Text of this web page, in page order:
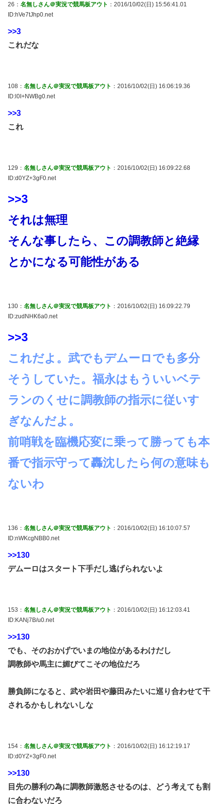
26： 名無しさん＠実況で競馬板アウト ：2016/10/02(日) 15:56:41.01
ID:hVe7tJhp0.net
>>3
これだな
108： 名無しさん＠実況で競馬板アウト ：2016/10/02(日) 16:06:19.36
ID:l0I+NWBg0.net
>>3
これ
129： 名無しさん＠実況で競馬板アウト ：2016/10/02(日) 16:09:22.68
ID:d0YZ+3gF0.net
>>3
それは無理
そんな事したら、この調教師と絶縁
とかになる可能性がある
130： 名無しさん＠実況で競馬板アウト ：2016/10/02(日) 16:09:22.79
ID:zudNHK6a0.net
>>3
これだよ。武でもデムーロでも多分
そうしていた。福永はもういいベテ
ランのくせに調教師の指示に従いす
ぎなんだよ。
前哨戦を臨機応変に乗って勝っても本
番で指示守って轟沈したら何の意味も
ないわ
136： 名無しさん＠実況で競馬板アウト ：2016/10/02(日) 16:10:07.57
ID:nWKcgNBB0.net
>>130
デムーロはスタート下手だし逃げられないよ
153： 名無しさん＠実況で競馬板アウト ：2016/10/02(日) 16:12:03.41
ID:KANj7B/u0.net
>>130
でも、そのおかげでいまの地位があるわけだし
調教師や馬主に媚びてこその地位だろ
勝負師になると、武や岩田や藤田みたいに巡り合わせて干
されるかもしれないしな
154： 名無しさん＠実況で競馬板アウト ：2016/10/02(日) 16:12:19.17
ID:d0YZ+3gF0.net
>>130
目先の勝利の為に調教師激怒させるのは、どう考えても割
に合わないだろ